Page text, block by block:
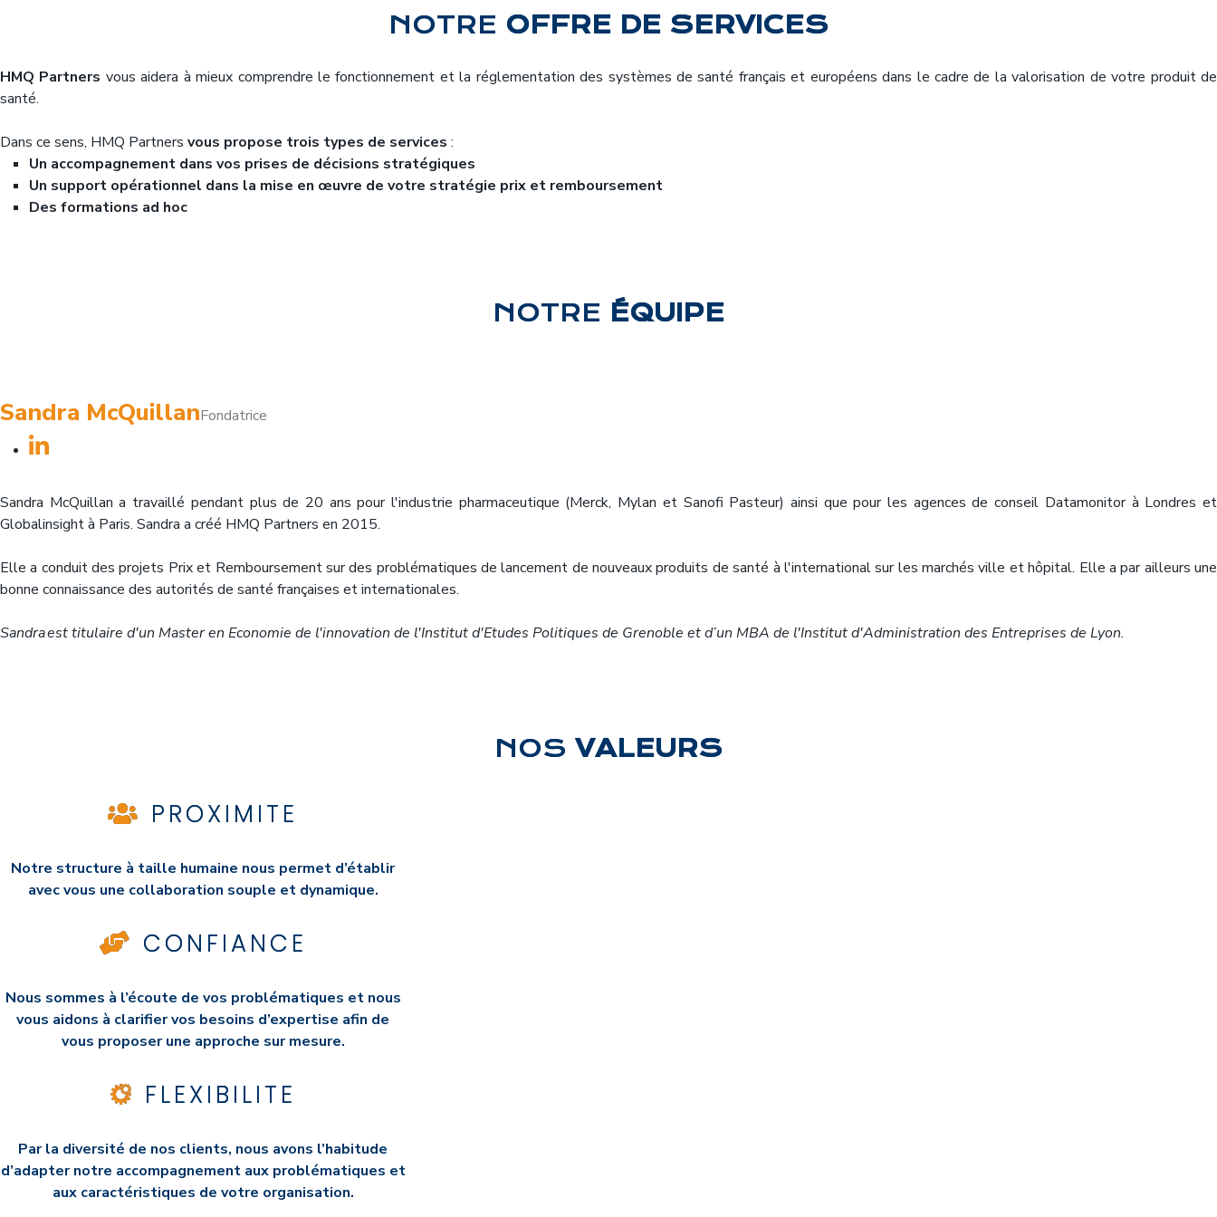
NOTRE OFFRE DE SERVICES
HMQ Partners vous aidera à mieux comprendre le fonctionnement et la réglementation des systèmes de santé français et européens dans le cadre de la valorisation de votre produit de
santé.
Dans ce sens, HMQ Partners vous propose trois types de services :
Un accompagnement dans vos prises de décisions stratégiques
Un support opérationnel dans la mise en œuvre de votre stratégie prix et remboursement
Des formations ad hoc
NOTRE ÉQUIPE
Sandra McQuillanFondatrice
Sandra McQuillan a travaillé pendant plus de 20 ans pour l'industrie pharmaceutique (Merck, Mylan et Sanofi Pasteur) ainsi que pour les agences de conseil Datamonitor à Londres et
Globalinsight à Paris. Sandra a créé HMQ Partners en 2015.
Elle a conduit des projets Prix et Remboursement sur des problématiques de lancement de nouveaux produits de santé à l'international sur les marchés ville et hôpital. Elle a par ailleurs une
bonne connaissance des autorités de santé françaises et internationales.
Sandra est titulaire d'un Master en Economie de l'innovation de l'Institut d'Etudes Politiques de Grenoble et d’un MBA de l'Institut d'Administration des Entreprises de Lyon.
NOS VALEURS
PROXIMITE
Notre structure à taille humaine nous permet d’établir
avec vous une collaboration souple et dynamique.
CONFIANCE
Nous sommes à l’écoute de vos problématiques et nous
vous aidons à clarifier vos besoins d’expertise afin de
vous proposer une approche sur mesure.
FLEXIBILITE
Par la diversité de nos clients, nous avons l’habitude
d’adapter notre accompagnement aux problématiques et
aux caractéristiques de votre organisation.